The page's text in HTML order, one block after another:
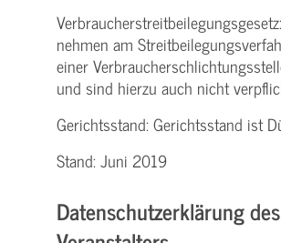
nehmen am
einer
und sind hierzu auch nicht
Gerichtsstand: Gerichtsstand ist
Stand: Juni 2019
Datenschutzerklärung des